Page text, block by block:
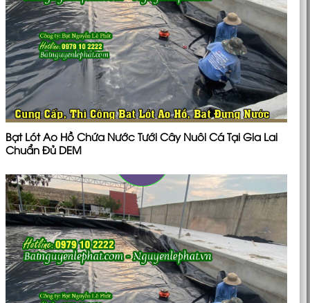
Bạt Lót Ao Hồ Chứa Nước Tưới Cây Nuôi Cá Tại Gia Lai
Chuẩn Đủ DEM